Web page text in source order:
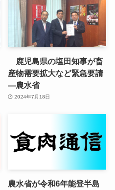
鹿児島県の塩田知事が畜
産物需要拡大など緊急要請
—農水省
2024年7月18日
農水省が令和6年能登半島